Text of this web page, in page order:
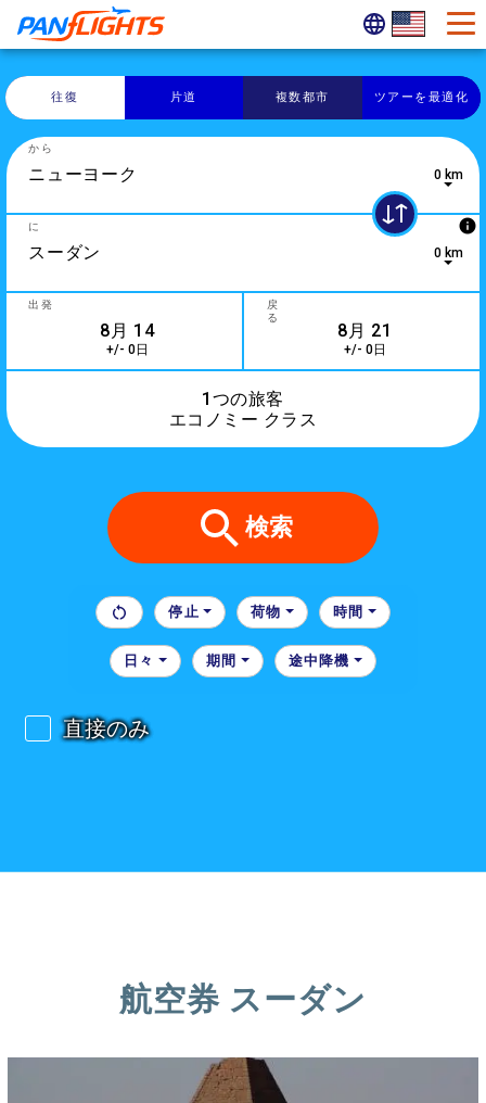
往復 片道 複数都市 ツアーを最適化
0 results are available, use up and down arrow keys to
から
0 km
10 results are available, use up and down arrow keys to
に info
0 km
出発
+/- 0日
戻
る
+/- 0日
1つの旅客
エコノミー クラス
検索
停止 荷物 時間
日々 期間 途中降機
直接のみ
航空券 スーダン